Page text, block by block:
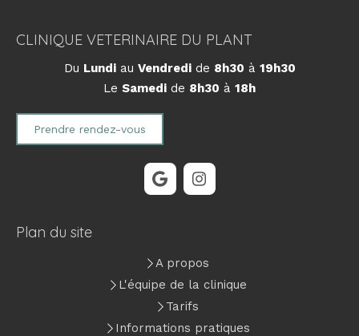
CLINIQUE VETERINAIRE DU PLANT
Du Lundiau Vendredide 8h30 à 19h30
Le Samedi de 8h30 à 18h
Prendre rendez-vous
Plan du site
A propos
L'équipe de la clinique
Tarifs
Informations pratiques